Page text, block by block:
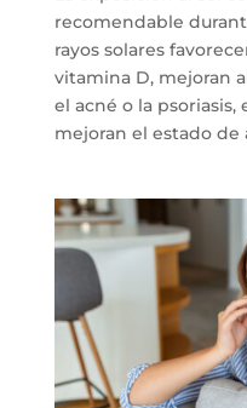
recomendable
rayos solares
vitamina D, mejoran
el acné o la psoriasis,
mejoran el estado de